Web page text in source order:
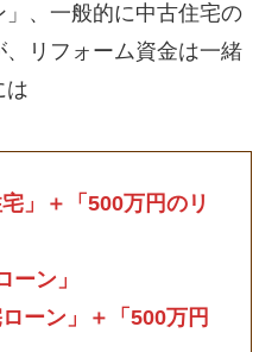
、一般的に中古住宅の
リフォーム資金は一緒
は
」＋「500万円のリ
ーン」
ーン」＋「500万円